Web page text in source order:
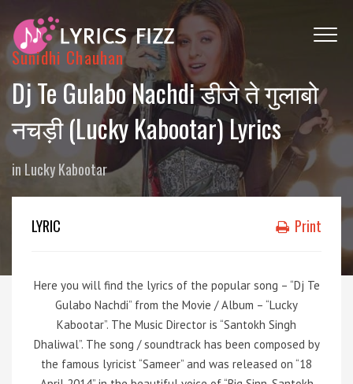
Sunidhi Chauhan
Dj Te Gulabo Nachdi डीजे ते गुलाबो
नचड़ी (Lucky Kabootar) Lyrics
in Lucky Kabootar
LYRIC Print
Here you will find the lyrics of the popular song – “Dj Te
Gulabo Nachdi” from the Movie / Album – “Lucky
Kabootar”. The Music Director is “Santokh Singh
Dhaliwal”. The song / soundtrack has been composed by
the famous lyricist “Sameer” and was released on “18